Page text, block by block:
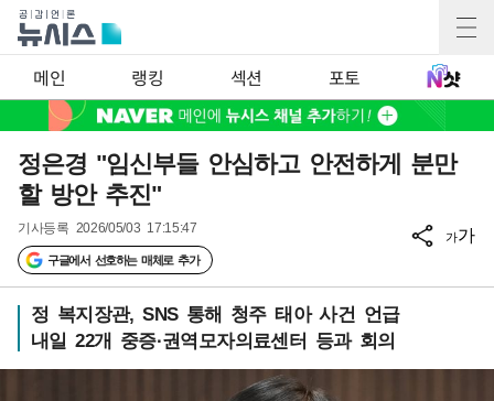
메인 랭킹 섹션 포토
정은경 "임신부들 안심하고 안전하게 분만
할 방안 추진"
기사등록 2026/05/03 17:15:47
구글에서 선호하는 매체로 추가
가가
정 복지장관, SNS 통해 청주 태아 사건 언급
내일 22개 중증·권역모자의료센터 등과 회의